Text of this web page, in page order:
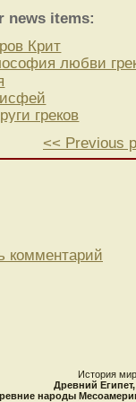
news items:
Крит
любви
греков
<< Previous
комментарий
История
Древний
народы